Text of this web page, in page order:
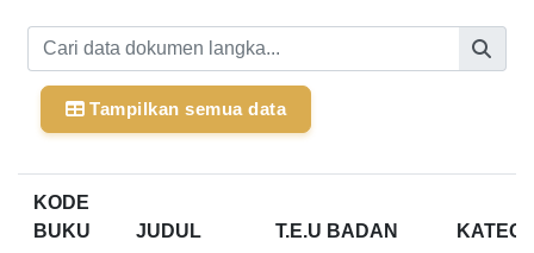
Tampilkan semua data
KODE
BUKU
JUDUL T.E.U BADAN